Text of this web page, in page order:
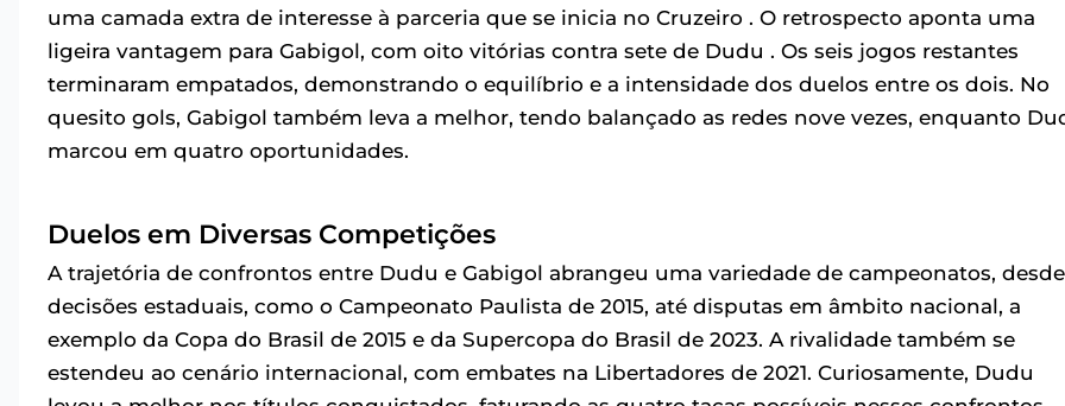
uma camada extra de interesse à parceria que se inicia no Cruzeiro . O retrospecto aponta uma
ligeira vantagem para Gabigol, com oito vitórias contra sete de Dudu . Os seis jogos restantes
terminaram empatados, demonstrando o equilíbrio e a intensidade dos duelos entre os dois. No
quesito gols, Gabigol também leva a melhor, tendo balançado as redes nove vezes, enquanto
marcou em quatro oportunidades.
Duelos em Diversas Competições
A trajetória de confrontos entre Dudu e Gabigol abrangeu uma variedade de campeonatos, desde
decisões estaduais, como o Campeonato Paulista de 2015, até disputas em âmbito nacional, a
exemplo da Copa do Brasil de 2015 e da Supercopa do Brasil de 2023. A rivalidade também se
estendeu ao cenário internacional, com embates na Libertadores de 2021. Curiosamente, Dudu